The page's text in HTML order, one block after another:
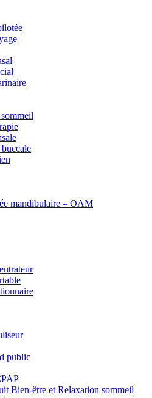
buccale
mandibulaire – OAM
public
Bien-être et Relaxation sommeil